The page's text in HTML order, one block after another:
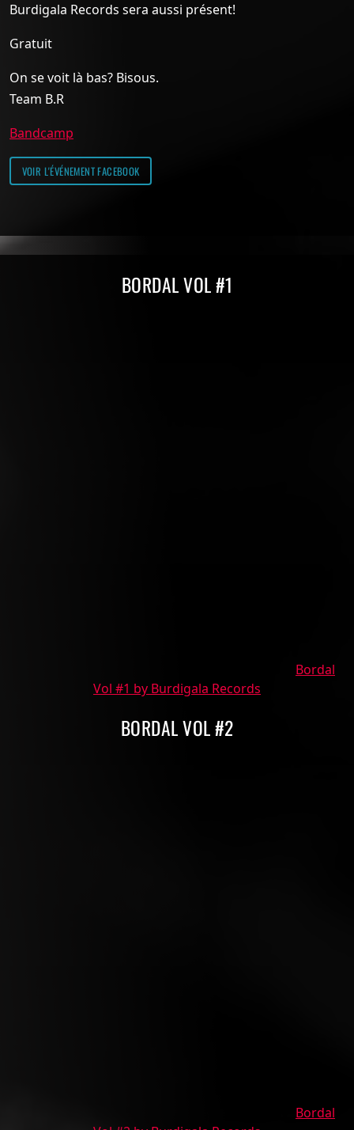
Burdigala Records sera aussi présent!
Gratuit
On se voit là bas? Bisous.
Team B.R
Bandcamp
VOIR L'ÉVÉNEMENT FACEBOOK
BORDAL VOL #1
Bordal
Vol #1 by Burdigala Records
BORDAL VOL #2
Bordal